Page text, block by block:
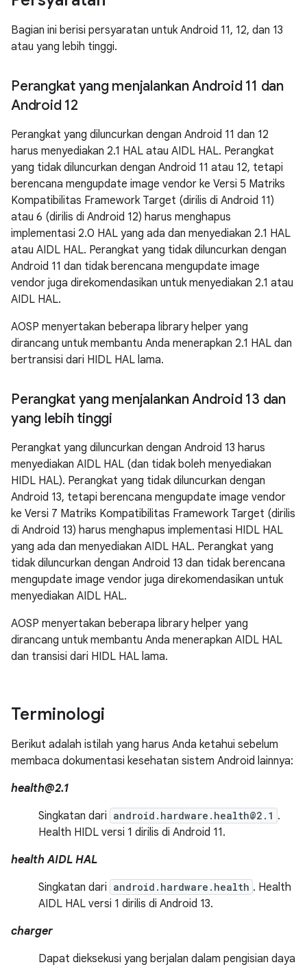
Bagian ini berisi persyaratan untuk Android 11, 12, dan 13
atau yang lebih tinggi.
Perangkat yang menjalankan Android 11 dan
Android 12
Perangkat yang diluncurkan dengan Android 11 dan 12
harus menyediakan 2.1 HAL atau AIDL HAL. Perangkat
yang tidak diluncurkan dengan Android 11 atau 12, tetapi
berencana mengupdate image vendor ke Versi 5 Matriks
Kompatibilitas Framework Target (dirilis di Android 11)
atau 6 (dirilis di Android 12) harus menghapus
implementasi 2.0 HAL yang ada dan menyediakan 2.1 HAL
atau AIDL HAL. Perangkat yang tidak diluncurkan dengan
Android 11 dan tidak berencana mengupdate image
vendor juga direkomendasikan untuk menyediakan 2.1 atau
AIDL HAL.
AOSP menyertakan beberapa library helper yang
dirancang untuk membantu Anda menerapkan 2.1 HAL dan
bertransisi dari HIDL HAL lama.
Perangkat yang menjalankan Android 13 dan
yang lebih tinggi
Perangkat yang diluncurkan dengan Android 13 harus
menyediakan AIDL HAL (dan tidak boleh menyediakan
HIDL HAL). Perangkat yang tidak diluncurkan dengan
Android 13, tetapi berencana mengupdate image vendor
ke Versi 7 Matriks Kompatibilitas Framework Target (dirilis
di Android 13) harus menghapus implementasi HIDL HAL
yang ada dan menyediakan AIDL HAL. Perangkat yang
tidak diluncurkan dengan Android 13 dan tidak berencana
mengupdate image vendor juga direkomendasikan untuk
menyediakan AIDL HAL.
AOSP menyertakan beberapa library helper yang
dirancang untuk membantu Anda menerapkan AIDL HAL
dan transisi dari HIDL HAL lama.
Terminologi
Berikut adalah istilah yang harus Anda ketahui sebelum
membaca dokumentasi kesehatan sistem Android lainnya:
health@2.1
Singkatan dari android.hardware.health@2.1 .
Health HIDL versi 1 dirilis di Android 11.
health AIDL HAL
Singkatan dari android.hardware.health . Health
AIDL HAL versi 1 dirilis di Android 13.
charger
Dapat dieksekusi yang berjalan dalam pengisian daya